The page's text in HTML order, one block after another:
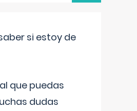
si estoy de
que puedas
dudas